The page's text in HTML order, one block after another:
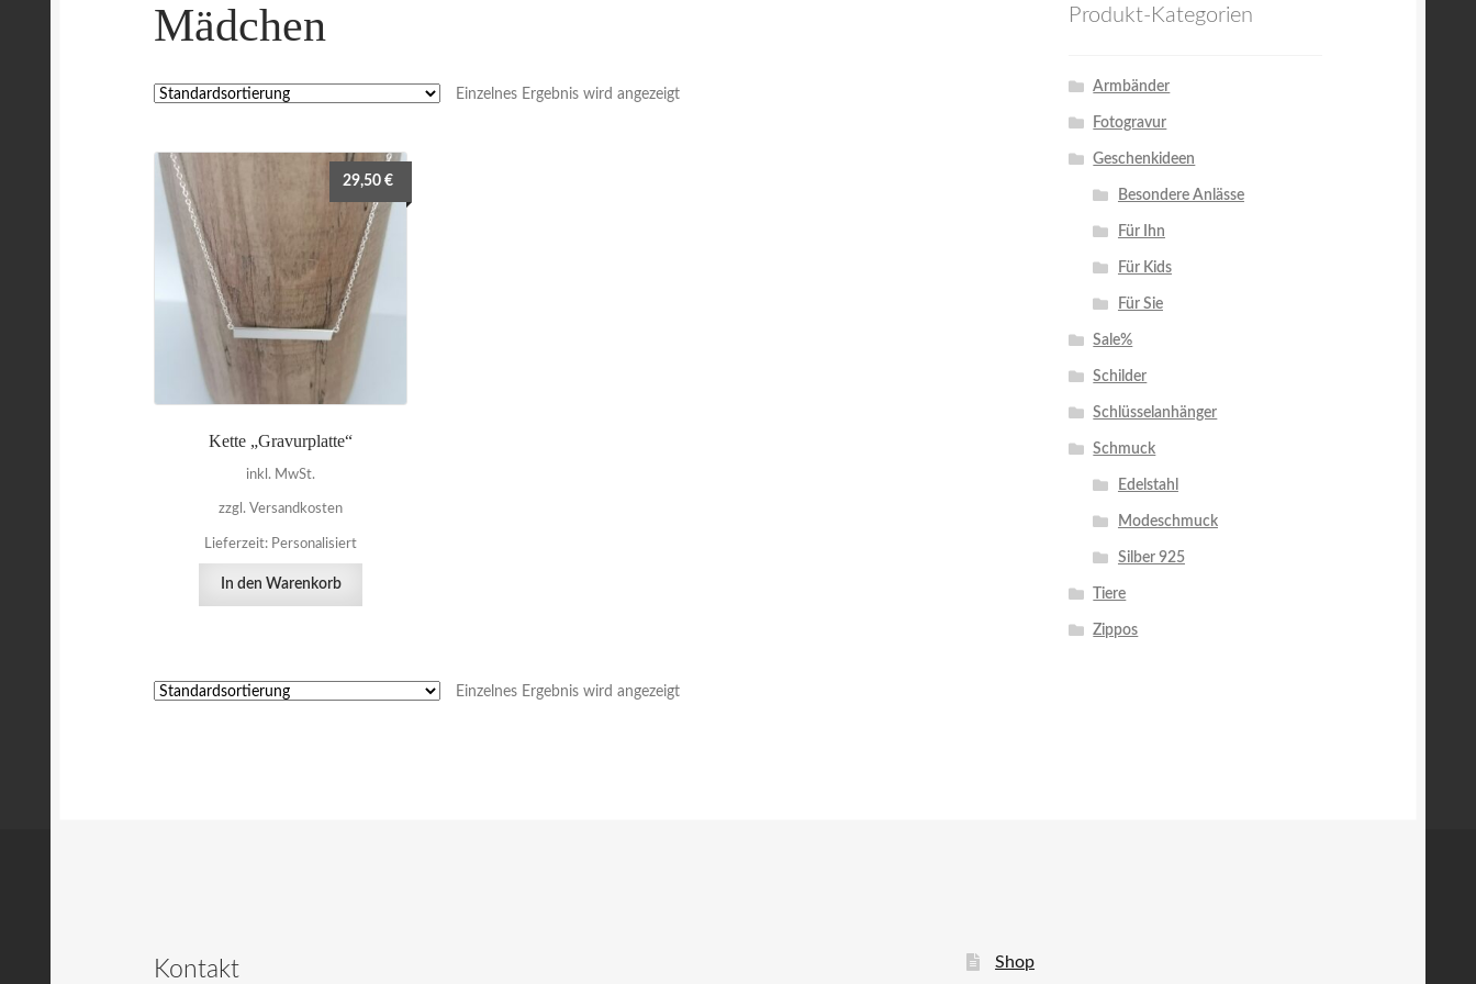
Mädchen
Einzelnes Ergebnis wird angezeigt
Kette „Gravurplatte“
29,50€
inkl. MwSt.
zzgl. Versandkosten
Lieferzeit: Personalisiert
In den Warenkorb
Einzelnes Ergebnis wird angezeigt
Produkt-Kategorien
Armbänder
Fotogravur
Geschenkideen
Besondere Anlässe
Für Ihn
Für Kids
Für Sie
Sale%
Schilder
Schlüsselanhänger
Schmuck
Edelstahl
Modeschmuck
Silber 925
Tiere
Zippos
Kontakt Shop